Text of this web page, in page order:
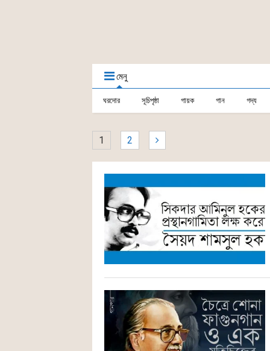
মেনু
ঘরদোর সূচিপৃষ্ঠা গায়ক গান গদ্য
1 2